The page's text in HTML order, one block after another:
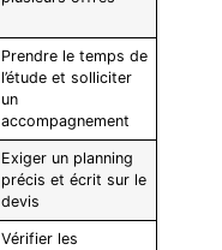
Prendre le temps de
l’étude et solliciter
un
accompagnement
Exiger un planning
précis et écrit sur le
devis
Vérifier les